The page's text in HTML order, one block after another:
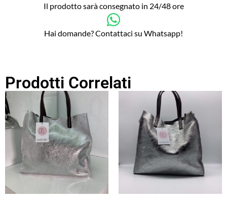
Il prodotto sarà consegnato in 24/48 ore
Hai domande? Contattaci su Whatsapp!
Prodotti Correlati